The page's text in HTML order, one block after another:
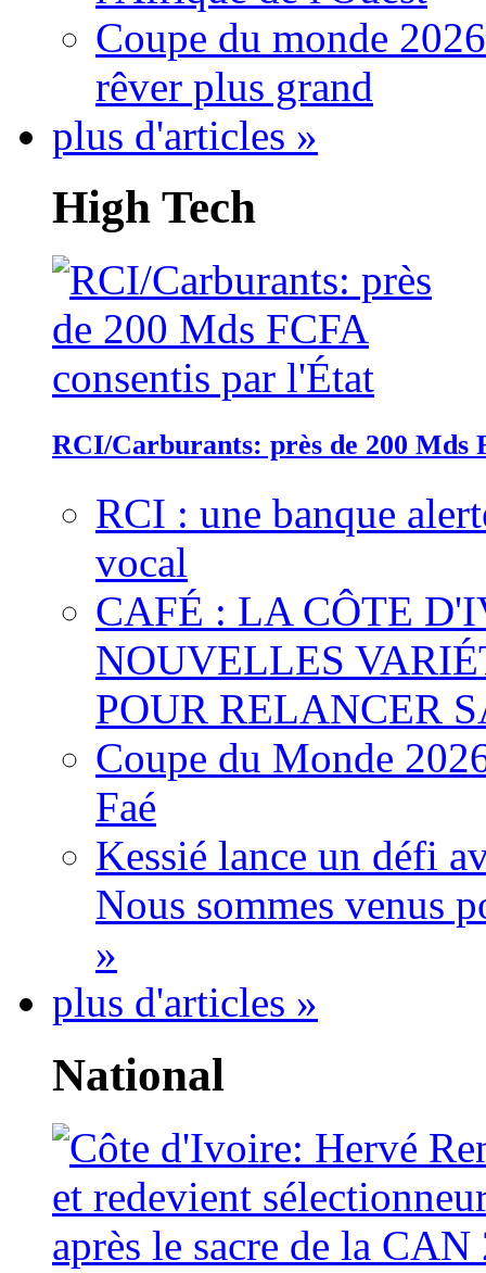
Coupe du monde
rêver plus grand
plus d'articles »
High Tech
RCI/Carburants: près de 200 Mds
RCI : une banque
vocal
CAFÉ : LA CÔTE
NOUVELLES
POUR RELANCER
Coupe du Monde
Faé
Kessié lance un défi
Nous sommes venus
»
plus d'articles »
National